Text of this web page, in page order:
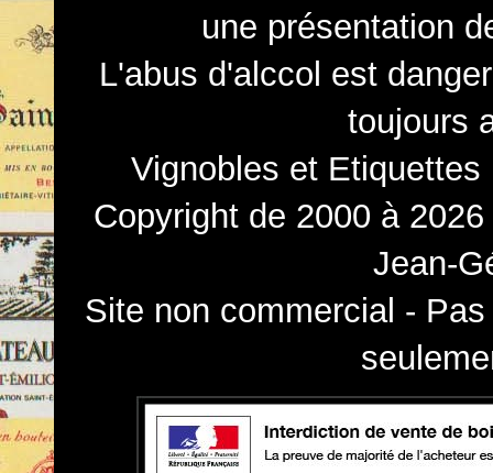
une présentation
L'abus d'alccol est
toujours
Vignobles et
Copyright de 2000 à
Jean-
Site non commercial -